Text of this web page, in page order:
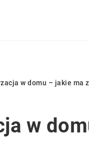
w domu – jakie ma
w